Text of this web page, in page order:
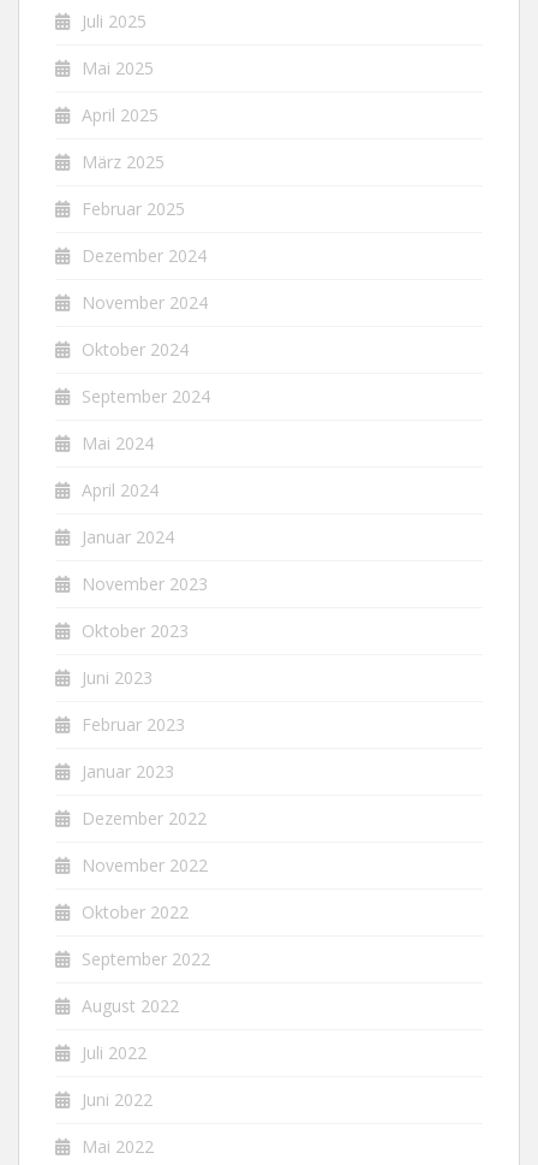
Juli 2025
Mai 2025
April 2025
März 2025
Februar 2025
Dezember 2024
November 2024
Oktober 2024
September 2024
Mai 2024
April 2024
Januar 2024
November 2023
Oktober 2023
Juni 2023
Februar 2023
Januar 2023
Dezember 2022
November 2022
Oktober 2022
September 2022
August 2022
Juli 2022
Juni 2022
Mai 2022